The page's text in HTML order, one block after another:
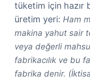
tüketim için hazır
üretim yeri: Ham
makina yahut sair
veya değerli
fabrikacılık ve bu
fabrika denir.